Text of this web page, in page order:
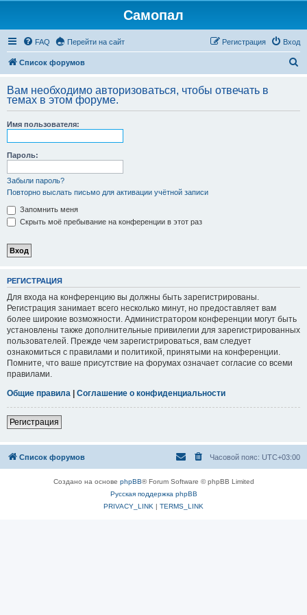
Самопал
FAQ Перейти на сайт Вход
Регистрация
Список форумов
с
Вам необходимо авторизоваться, чтобы отвечать в
темах в этом форуме.
Имя пользователя:
Пароль:
Забыли пароль?
Повторно выслать письмо для активации учётной записи
Запомнить меня
Скрыть моё пребывание на конференции в этот раз
РЕГИСТРАЦИЯ
Для входа на конференцию вы должны быть зарегистрированы.
Регистрация занимает всего несколько минут, но предоставляет вам
более широкие возможности. Администратором конференции могут быть
установлены также дополнительные привилегии для зарегистрированных
пользователей. Прежде чем зарегистрироваться, вам следует
ознакомиться с правилами и политикой, принятыми на конференции.
Помните, что ваше присутствие на форумах означает согласие со всеми
правилами.
Общие правила | Соглашение о конфиденциальности
Регистрация
Список форумов Часовой пояс: UTC+03:00
Создано на основе phpBB® Forum Software © phpBB Limited
Русская поддержка phpBB
PRIVACY_LINK | TERMS_LINK